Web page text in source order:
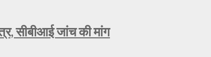
सीबीआई जांच की मांग